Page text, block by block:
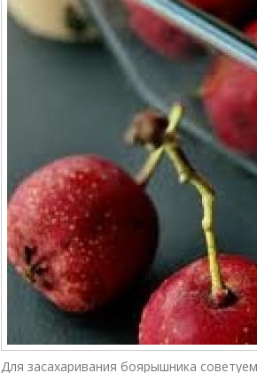
Для засахаривания боярышника